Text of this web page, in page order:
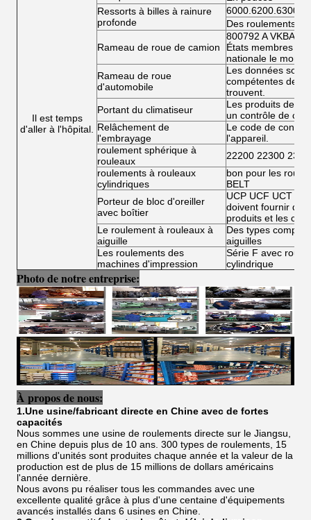
Il est temps
d'aller à l'hôpital.
Ressorts à billes à rainure
profonde
Des roulements à
Rameau de roue de camion
800792 A VKBA
États membres
nationale le
Rameau de roue
d'automobile
Les données sont
compétentes de
trouvent.
Portant du climatiseur
Les produits de la
un contrôle de
Relâchement de
l'embrayage
Le code de
l'appareil.
roulement sphérique à
rouleaux
22200 22300
roulements à rouleaux
cylindriques
bon pour les
BELT
Porteur de bloc d'oreiller
avec boîtier
UCP UCF UCT
doivent fournir
produits et les
Le roulement à rouleaux à
aiguille
Des types
aiguilles
Les roulements des
machines d'impression
Série F avec
cylindrique
Photo de notre entreprise:
À propos de nous:
1.Une usine/fabricant directe en Chine avec de fortes
capacités
Nous sommes une usine de roulements directe sur le Jiangsu,
en Chine depuis plus de 10 ans. 300 types de roulements, 15
millions d'unités sont produites chaque année et la valeur de la
production est de plus de 15 millions de dollars américains
l'année dernière.
Nous avons pu réaliser tous les commandes avec une
excellente qualité grâce à plus d'une centaine d'équipements
avancés installés dans 6 usines en Chine.